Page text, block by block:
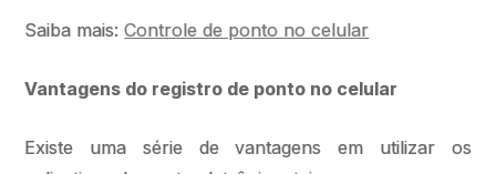
Saiba mais:Controle de ponto no celular
Vantagens do registro de ponto no celular
Existe uma série de vantagens em utilizar os